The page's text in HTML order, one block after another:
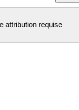
attribution requise